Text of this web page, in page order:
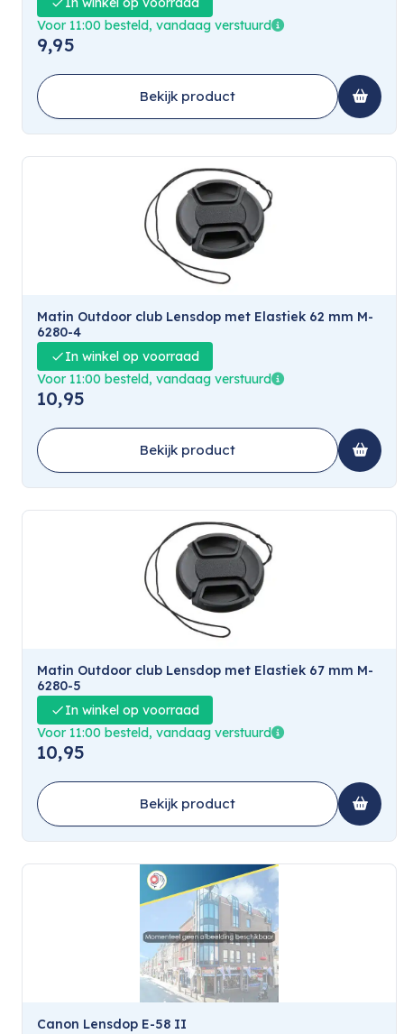
Voor 11:00 besteld, vandaag verstuurd
9,95
Bekijk product
Matin Outdoor club Lensdop met Elastiek 62 mm M-
6280-4
In winkel op voorraad
Voor 11:00 besteld, vandaag verstuurd
10,95
Bekijk product
Matin Outdoor club Lensdop met Elastiek 67 mm M-
6280-5
In winkel op voorraad
Voor 11:00 besteld, vandaag verstuurd
10,95
Bekijk product
Canon Lensdop E-58 II